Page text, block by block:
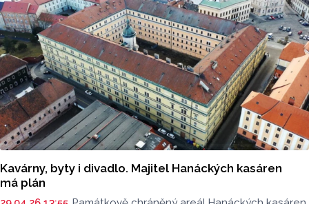
Kavárny, byty i divadlo. Majitel Hanáckých kasáren
má plán